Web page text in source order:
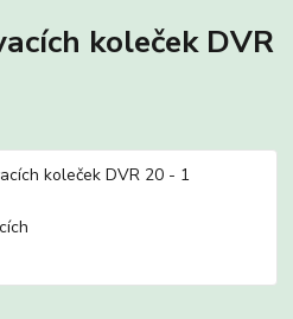
koleček DVR